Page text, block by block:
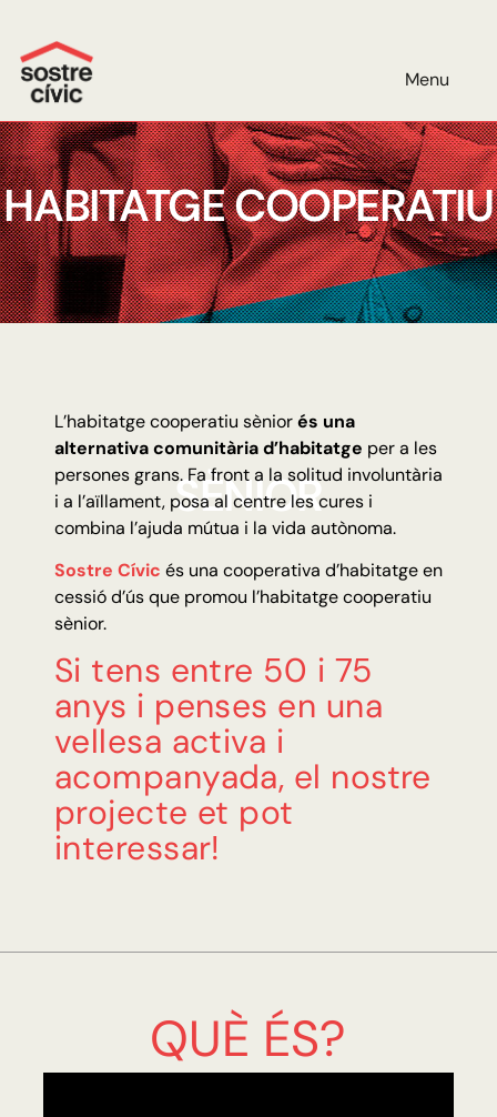
Menu
HABITATGE COOPERATIU
SÈNIOR
L’habitatge cooperatiu sèniorés una
alternativa comunitària d’habitatge per a les
persones grans. Fa front a la solitud involuntària
i a l’aïllament, posa al centre les cures i
combina l’ajuda mútua i la vida autònoma.
Sostre Cívic és una cooperativa d’habitatge en
cessió d’ús que promou l’habitatge cooperatiu
sènior.
Si tens entre 50 i 75
anys i penses en una
vellesa activa i
acompanyada, el nostre
projecte et pot
interessar!
QUÈ ÉS?